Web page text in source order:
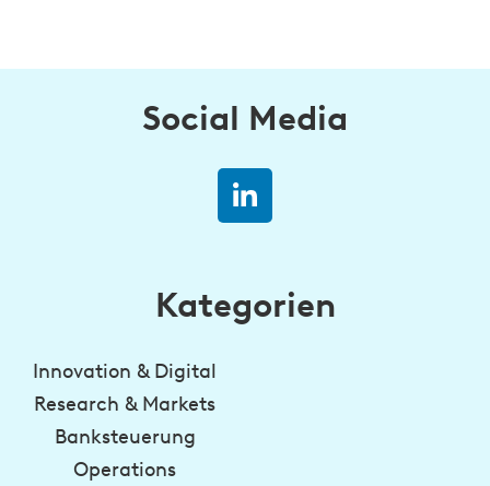
Social Media
Kategorien
Innovation & Digital
Research & Markets
Banksteuerung
Operations